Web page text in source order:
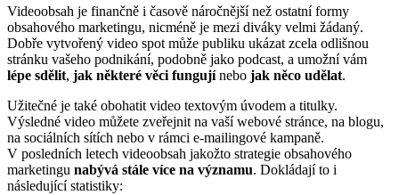
Videoobsah je finančně i časově náročnější než ostatní formy
obsahového marketingu, nicméně je mezi diváky velmi žádaný.
Dobře vytvořený video spot může publiku ukázat zcela odlišnou
stránku vašeho podnikání, podobně jako podcast, a umožní vám
lépe sdělit, jak některé věci fungujínebo jak něco udělat.
Užitečné je také obohatit video textovým úvodem a titulky.
Výsledné video můžete zveřejnit na vaší webové stránce, na blogu,
na sociálních sítích nebo v rámci e-mailingové kampaně.
V posledních letech videoobsah jakožto strategie obsahového
marketingu nabývá stále více na významu. Dokládají to i
následující statistiky: